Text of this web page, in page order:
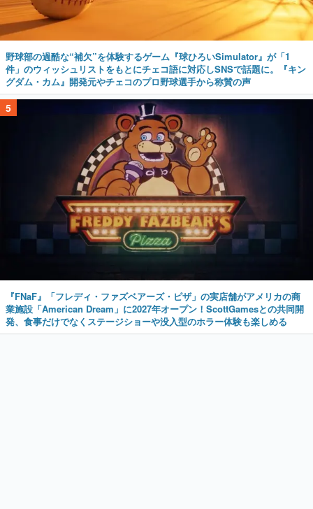
野球部の過酷な“補欠”を体験するゲーム『球ひろいSimulator』が「1
件」のウィッシュリストをもとにチェコ語に対応しSNSで話題に。『キン
グダム・カム』開発元やチェコのプロ野球選手から称賛の声
5
『FNaF』「フレディ・ファズベアーズ・ピザ」の実店舗がアメリカの商
業施設「American Dream」に2027年オープン！ScottGamesとの共同開
発、食事だけでなくステージショーや没入型のホラー体験も楽しめる